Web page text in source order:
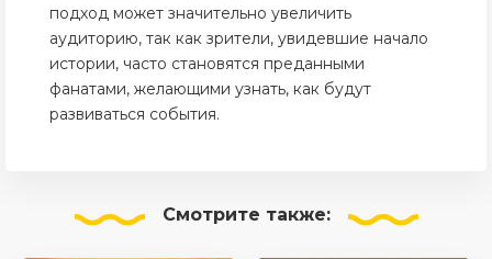
подход может значительно увеличить
аудиторию, так как зрители, увидевшие начало
истории, часто становятся преданными
фанатами, желающими узнать, как будут
развиваться события.
Смотрите также: